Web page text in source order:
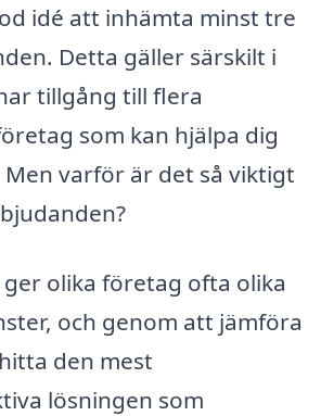
idé att inhämta minst tre
Detta gäller särskilt i
tillgång till flera
som kan hjälpa dig
varför är det så viktigt
olika företag ofta olika
och genom att jämföra
den mest
lösningen som